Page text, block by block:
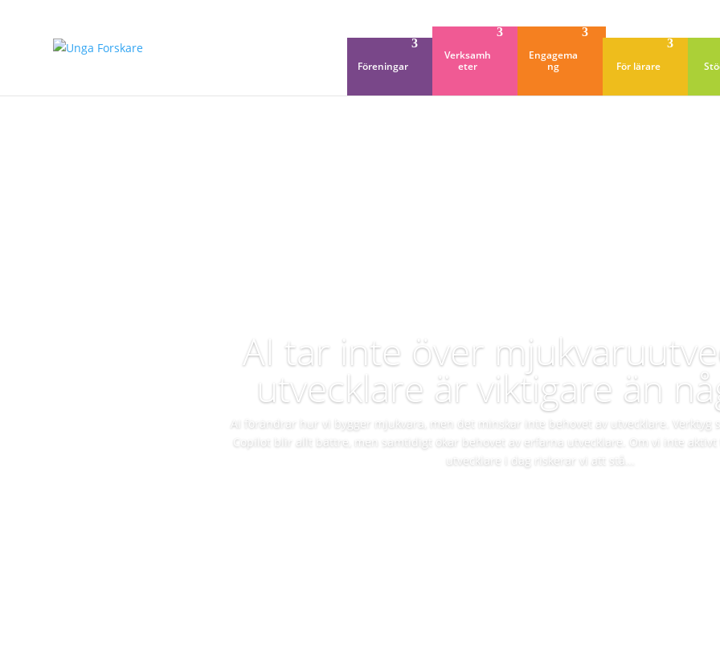
Föreningar
Verksamh
eter
Engagema
ng
För lärare
AI tar inte över
utvecklare är viktigare än
AI förändrar hur vi bygger mjukvara, men det minskar inte behovet av utvecklare. Verktyg
Copilot blir allt bättre, men samtidigt ökar behovet av erfarna utvecklare. Om vi inte
utvecklare i dag riskerar vi att stå...